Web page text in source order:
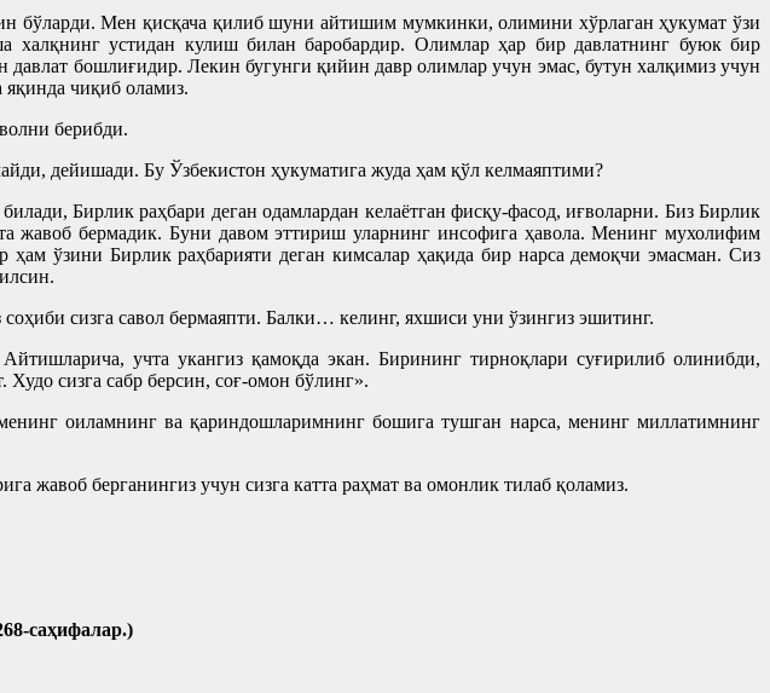
бўларди. Мен қисқача қилиб шуни айтишим мумкинки, олимини хўрлаган ҳукумат ўзи
устидан кулиш билан баробардир. Олимлар ҳар бир давлатнинг буюк бир
бошлиғидир. Лекин бугунги қийин давр олимлар учун эмас, бутун халқимиз учун
яқинда чиқиб оламиз.
берибди.
дейишади. Бу Ўзбекистон ҳукуматига жуда ҳам қўл келмаяптими?
Бирлик раҳбари деган одамлардан келаётган фисқу-фасод, иғволарни. Биз Бирлик
жавоб бермадик. Буни давом эттириш уларнинг инсофига ҳавола. Менинг мухолифим
ўзини Бирлик раҳбарияти деган кимсалар ҳақида бир нарса демоқчи эмасман. Сиз
сизга савол бермаяпти. Балки… келинг, яхшиси уни ўзингиз эшитинг.
учта укангиз қамоқда экан. Бирининг тирноқлари суғирилиб олинибди,
сизга сабр берсин, соғ-омон бўлинг».
оиламнинг ва қариндошларимнинг бошига тушган нарса, менинг миллатимнинг
жавоб берганингиз учун сизга катта раҳмат ва омонлик тилаб қоламиз.
саҳифалар.)